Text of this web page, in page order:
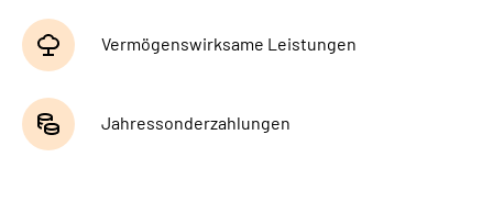
Vermögenswirksame Leistungen
Jahressonderzahlungen